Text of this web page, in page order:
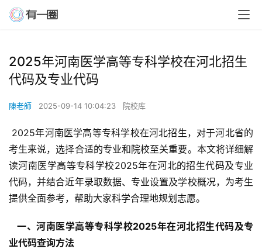
2025年河南医学高等专科学校在河北招生
代码及专业代码
陳老師 2025-09-14 10:04:23 院校库
考生来说，选择合适的专业和院校至关重要。本文将详细解
读河南医学高等专科学校2025年在河北的招生代码及专业
代码，并结合近年录取数据、专业设置及学校概况，为考生
提供全面参考，帮助大家科学合理地规划志愿。
  一、河南医学高等专科学校2025年在河北招生代码及专
业代码查询方法